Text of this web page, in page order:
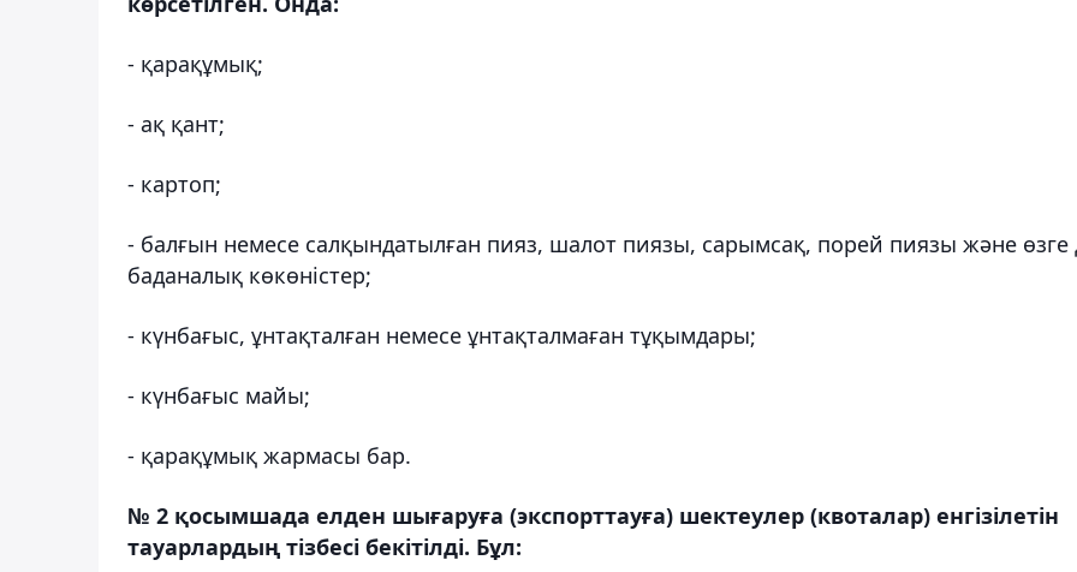
- қарақұмық;
- ақ қант;
- картоп;
- балғын немесе салқындатылған пияз, шалот пиязы, сарымсақ, порей пиязы және өзге
баданалық көкөністер;
- күнбағыс, ұнтақталған немесе ұнтақталмаған тұқымдары;
- күнбағыс майы;
- қарақұмық жармасы бар.
№ 2 қосымшада елден шығаруға (экспорттауға) шектеулер (квоталар) енгізілетін
тауарлардың тізбесі бекітілді. Бұл: